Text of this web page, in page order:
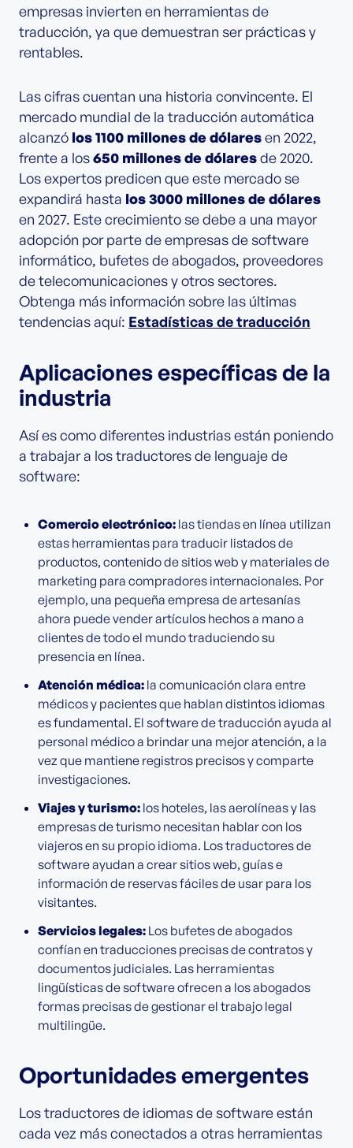
empresas invierten en herramientas de
traducción, ya que demuestran ser prácticas y
rentables.
Las cifras cuentan una historia convincente. El
mercado mundial de la traducción automática
alcanzó los 1100 millones de dólaresen 2022,
frente a los650 millones de dólaresde 2020.
Los expertos predicen que este mercado se
expandirá hasta los 3000 millones de dólares
en 2027. Este crecimiento se debe a una mayor
adopción por parte de empresas de software
informático, bufetes de abogados, proveedores
de telecomunicaciones y otros sectores.
Obtenga más información sobre las últimas
tendencias aquí: Estadísticas de traducción
Aplicaciones específicas de la
industria
Así es como diferentes industrias están poniendo
a trabajar a los traductores de lenguaje de
software:
Comercio electrónico: las tiendas en línea utilizan
estas herramientas para traducir listados de
productos, contenido de sitios web y materiales de
marketing para compradores internacionales. Por
ejemplo, una pequeña empresa de artesanías
ahora puede vender artículos hechos a mano a
clientes de todo el mundo traduciendo su
presencia en línea.
Atención médica: la comunicación clara entre
médicos y pacientes que hablan distintos idiomas
es fundamental. El software de traducción ayuda al
personal médico a brindar una mejor atención, a la
vez que mantiene registros precisos y comparte
investigaciones.
Viajes y turismo: los hoteles, las aerolíneas y las
empresas de turismo necesitan hablar con los
viajeros en su propio idioma. Los traductores de
software ayudan a crear sitios web, guías e
información de reservas fáciles de usar para los
visitantes.
Servicios legales: Los bufetes de abogados
confían en traducciones precisas de contratos y
documentos judiciales. Las herramientas
lingüísticas de software ofrecen a los abogados
formas precisas de gestionar el trabajo legal
multilingüe.
Oportunidades emergentes
Los traductores de idiomas de software están
cada vez más conectados a otras herramientas